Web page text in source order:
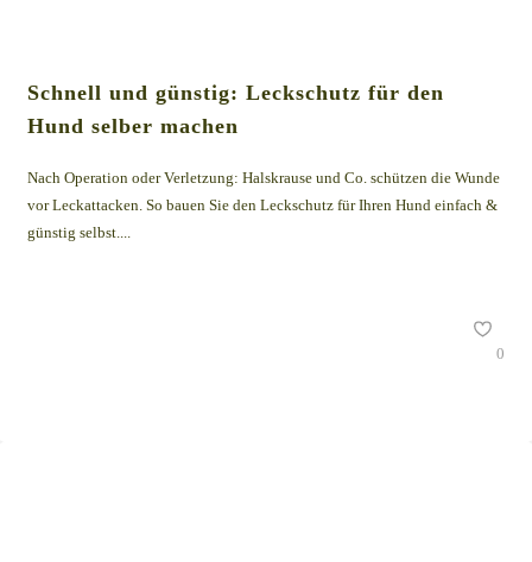
Schnell und günstig: Leckschutz für den
Hund selber machen
Nach Operation oder Verletzung: Halskrause und Co. schützen die Wunde
vor Leckattacken. So bauen Sie den Leckschutz für Ihren Hund einfach &
günstig selbst....
0